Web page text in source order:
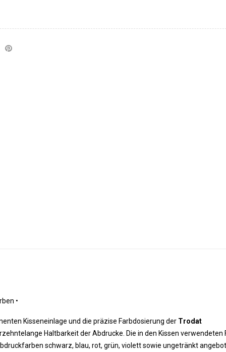
•
Kisseneinlage und die präzise Farbdosierung der Trodat
Haltbarkeit der Abdrucke. Die in den Kissen verwendeten
schwarz, blau, rot, grün, violett sowie ungetränkt